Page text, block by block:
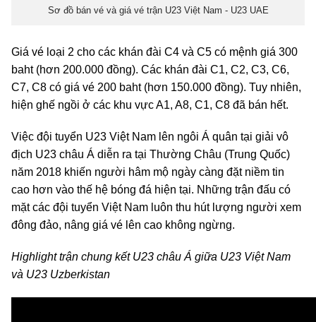
Sơ đồ bán vé và giá vé trận U23 Việt Nam - U23 UAE
Giá vé loại 2 cho các khán đài C4 và C5 có mệnh giá 300
baht (hơn 200.000 đồng). Các khán đài C1, C2, C3, C6,
C7, C8 có giá vé 200 baht (hơn 150.000 đồng). Tuy nhiên,
hiện ghế ngồi ở các khu vực A1, A8, C1, C8 đã bán hết.
Việc đội tuyển U23 Việt Nam lên ngôi Á quân tại giải vô
địch U23 châu Á diễn ra tại Thường Châu (Trung Quốc)
năm 2018 khiến người hâm mộ ngày càng đặt niềm tin
cao hơn vào thế hệ bóng đá hiện tại. Những trận đấu có
mặt các đội tuyển Việt Nam luôn thu hút lượng người xem
đông đảo, nâng giá vé lên cao không ngừng.
Highlight trận chung kết U23 châu Á giữa U23 Việt Nam
và U23 Uzberkistan